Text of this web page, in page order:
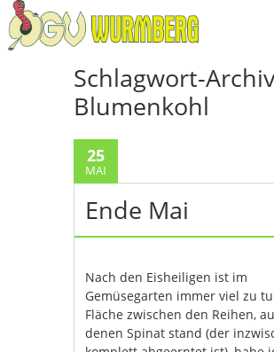
Schlagwort-
Blumenkohl
25
MAI
Ende Mai
Nach den Eisheiligen ist im
Gemüsegarten immer viel zu
Fläche zwischen den Reihen,
denen Spinat stand (der